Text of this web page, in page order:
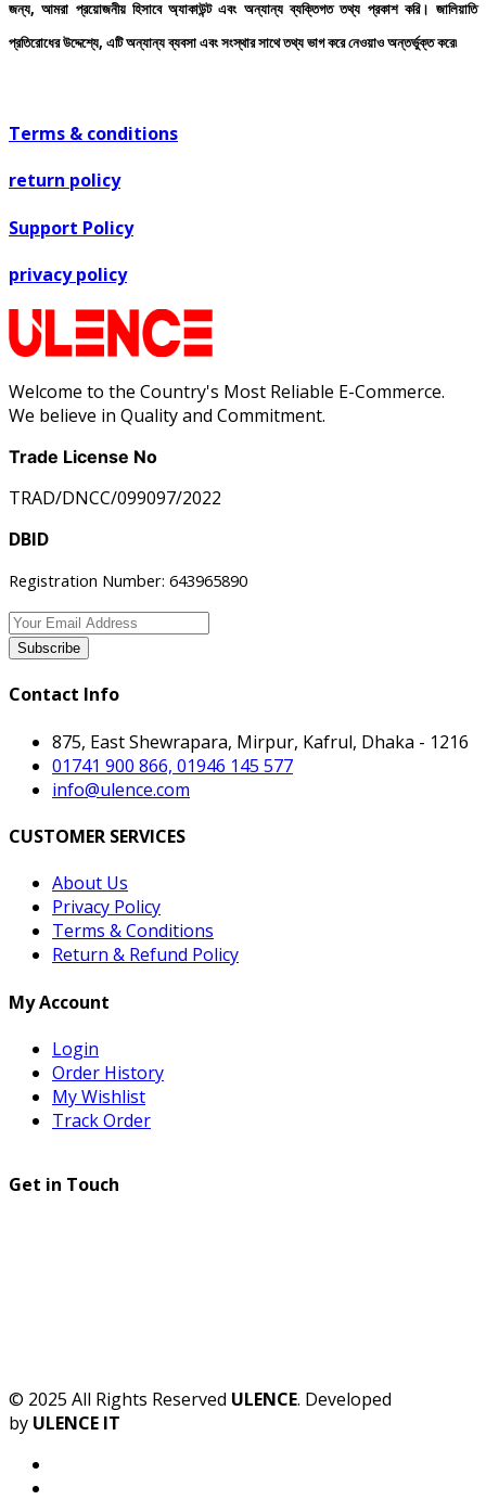
জন্য,আমরা প্রয়োজনীয় হিসাবে অ্যাকাউন্ট এবং অন্যান্য ব্যক্তিগত তথ্য প্রকাশ করি। জালিয়াতি
প্রতিরোধেরউদ্দেশ্যে, এটিঅন্যান্যব্যবসাএবংসংস্থারসাথেতথ্যভাগকরেনেওয়াওঅন্তর্ভুক্তকরে৷
Terms & conditions
return policy
Support Policy
privacy policy
Welcome to the Country's Most Reliable E-Commerce.
We believe in Quality and Commitment.
Trade License No
TRAD/DNCC/099097/2022
DBID
Registration Number: 643965890
Subscribe
Contact Info
875, East Shewrapara, Mirpur, Kafrul, Dhaka - 1216
01741 900 866, 01946 145 577
info@ulence.com
CUSTOMER SERVICES
About Us
Privacy Policy
Terms & Conditions
Return & Refund Policy
My Account
Login
Order History
My Wishlist
Track Order
Get in Touch
© 2025 All Rights Reserved ULENCE. Developed
by ULENCE IT